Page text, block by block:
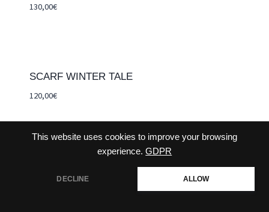
This website uses cookies to improve your browsing
experience. GDPR
DECLINE ALLOW
130,00€
SCARF WINTER TALE
120,00€
CONTACT CGV